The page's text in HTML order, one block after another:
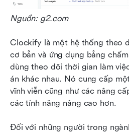
Nguồn: g2.com
Clockify là một hệ thống theo
cơ bản và ứng dụng bảng
dùng theo dõi thời gian làm
án khác nhau. Nó cung cấp
vĩnh viễn cũng như các nâng
các tính năng nâng cao hơn.
Đối với những người trong